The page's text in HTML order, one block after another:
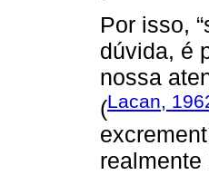
Por isso,
dúvida, é
nossa
(Lacan,